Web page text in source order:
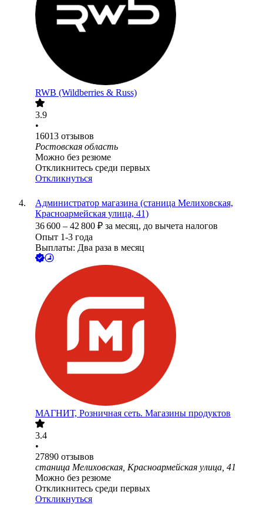
RWB (Wildberries & Russ)
3.9
•
16013 отзывов
Ростовская область
Можно без резюме
Откликнитесь среди первых
Откликнуться
Администратор магазина (станица Мелиховская,
Красноармейская улица, 41)
36 600 – 42 800 ₽ за месяц, до вычета налогов
Опыт 1-3 года
Выплаты: Два раза в месяц
МАГНИТ, Розничная сеть. Магазины продуктов
3.4
•
27890 отзывов
станица Мелиховская, Красноармейская улица, 41
Можно без резюме
Откликнитесь среди первых
Откликнуться